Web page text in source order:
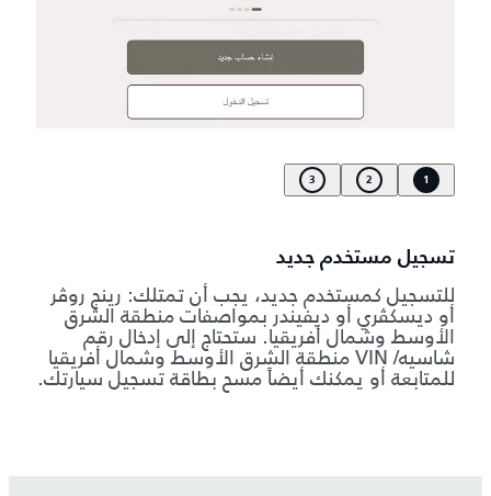
1
2
3
تسجيل مستخدم جديد
للتسجيل كمستخدم جديد، يجب أن تمتلك: رينج روڤر
أو ديسكڤري أو ديفيندر بمواصفات منطقة الشرق
الأوسط وشمال أفريقيا. ستحتاج إلى إدخال رقم
شاسيه/ VIN منطقة الشرق الأوسط وشمال أفريقيا
للمتابعة أو يمكنك أيضاً مسح بطاقة تسجيل سيارتك.